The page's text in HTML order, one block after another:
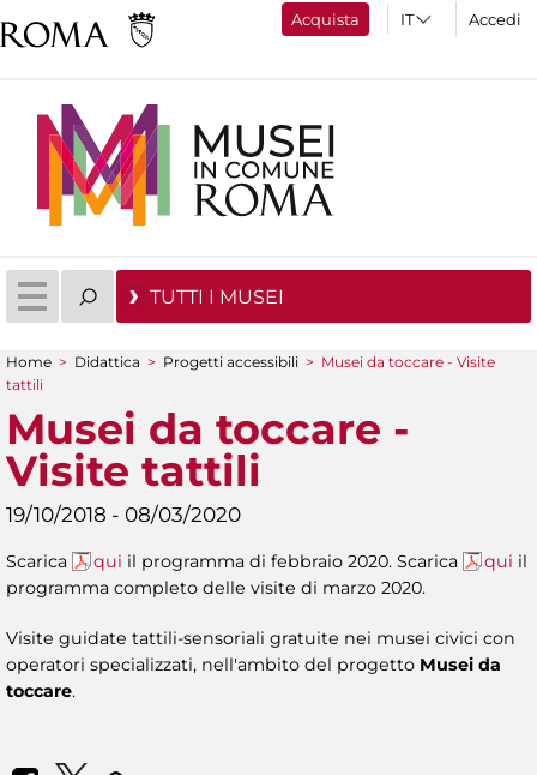
Acquista Accedi
TUTTI I MUSEI
Tu sei qui
Home > Didattica > Progetti accessibili > Musei da toccare - Visite
tattili
Musei da toccare -
Visite tattili
19/10/2018 - 08/03/2020
Scarica qui il programma di febbraio 2020. Scarica qui il
programma completo delle visite di marzo 2020.
Visite guidate tattili-sensoriali gratuite nei musei civici con
operatori specializzati, nell'ambito del progetto Musei da
toccare.